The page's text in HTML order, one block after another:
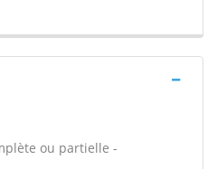
ou partielle -